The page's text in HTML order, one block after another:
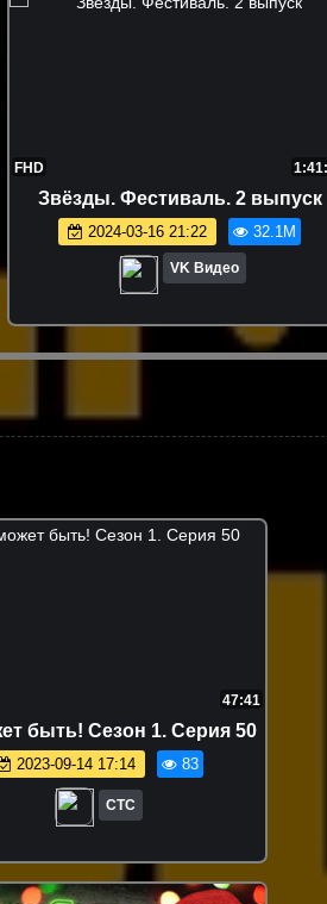
Звёзды. Дуэль. 6
VS Мигель
2024-04-27 14:20
47:41
быть! Сезон 1. Серия 50
2023-09-14 17:14 83
СТС